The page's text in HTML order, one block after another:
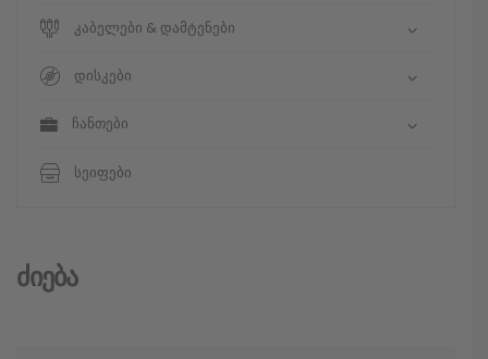
კაბელები & დამტენები
დისკები
ჩანთები
სეიფები
Ძიება